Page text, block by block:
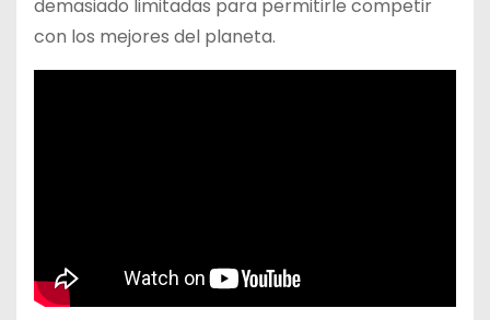
demasiado limitadas para permitirle competir
con los mejores del planeta.